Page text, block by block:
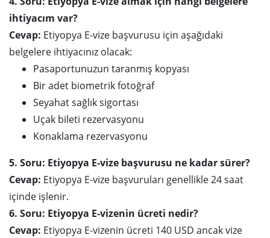
ihtiyacım var?
Cevap: Etiyopya E-vize başvurusu için aşağıdaki
belgelere ihtiyacınız olacak:
Pasaportunuzun taranmış kopyası
Bir adet biometrik fotoğraf
Seyahat sağlık sigortası
Uçak bileti rezervasyonu
Konaklama rezervasyonu
5. Soru: Etiyopya E-vize başvurusu ne kadar sürer?
Cevap: Etiyopya E-vize başvuruları genellikle 24 saat
içinde işlenir.
6. Soru: Etiyopya E-vizenin ücreti nedir?
Cevap: Etiyopya E-vizenin ücreti 140 USD ancak vize